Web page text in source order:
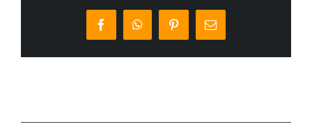
FacebookWhatsAppPinterest
E-
Mail